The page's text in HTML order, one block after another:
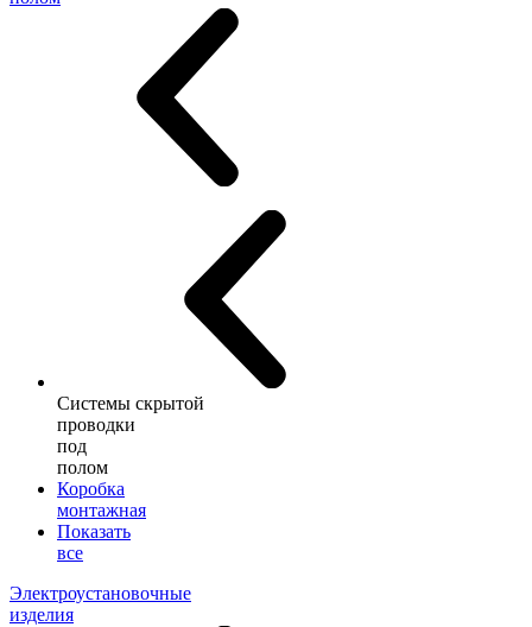
Системы скрытой
проводки
под
полом
Коробка
монтажная
Показать
все
Электроустановочные
изделия